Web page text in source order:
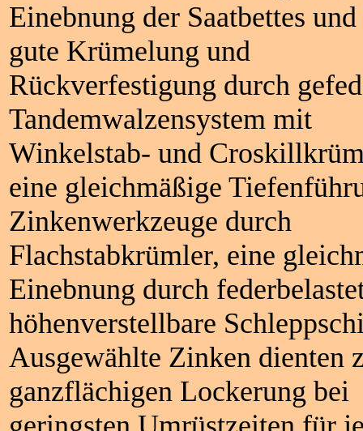
Einebnung der Saatbettes
gute Krümelung und
Rückverfestigung durch
Tandemwalzensystem mit
Winkelstab- und
eine gleichmäßige
Zinkenwerkzeuge durch
Flachstabkrümler, eine
Einebnung durch
höhenverstellbare
Ausgewählte Zinken dienten
ganzflächigen Lockerung bei